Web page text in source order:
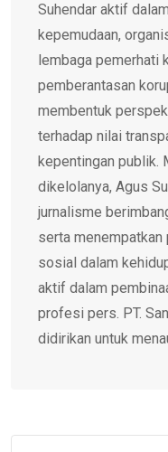
Suhendar aktif
kepemudaan,
lembaga pemerhati
pemberantasan
membentuk
terhadap nilai
kepentingan publik.
dikelolanya, Agus
jurnalisme
serta
sosial dalam
aktif dalam
profesi pers. PT.
didirikan untuk